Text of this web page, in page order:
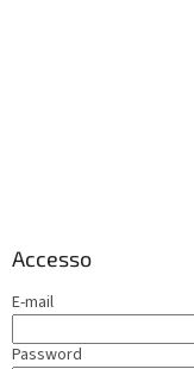
Accesso
E-mail
Password